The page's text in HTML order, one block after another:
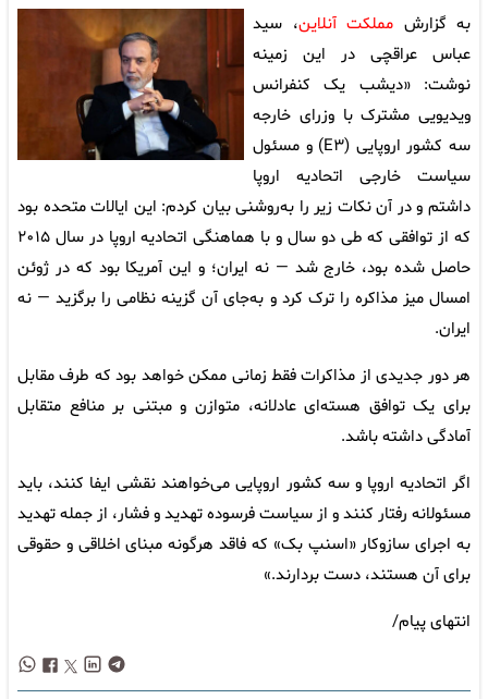
به گزارش مملکت آنلاین، سید
عباس عراقچی در این زمینه
نوشت: «دیشب یک کنفرانس
ویدیویی مشترک با وزرای خارجه
سه کشور اروپایی (E۳) و مسئول
سیاست خارجی اتحادیه اروپا
داشتم و در آن نکات زیر را به‌روشنی بیان کردم: این ایالات متحده بود
که از توافقی که طی دو سال و با هماهنگی اتحادیه اروپا در سال ۲۰۱۵
حاصل شده بود، خارج شد — نه ایران؛ و این آمریکا بود که در ژوئن
امسال میز مذاکره را ترک کرد و به‌جای آن گزینه نظامی را برگزید — نه
ایران.
هر دور جدیدی از مذاکرات فقط زمانی ممکن خواهد بود که طرف مقابل
برای یک توافق هسته‌ای عادلانه، متوازن و مبتنی بر منافع متقابل
آمادگی داشته باشد.
اگر اتحادیه اروپا و سه کشور اروپایی می‌خواهند نقشی ایفا کنند، باید
مسئولانه رفتار کنند و از سیاست‌ فرسوده تهدید و فشار، از جمله تهدید
به اجرای سازوکار «اسنپ بک» که فاقد هرگونه مبنای اخلاقی و حقوقی
برای آن هستند، دست بردارند.»
انتهای پیام/